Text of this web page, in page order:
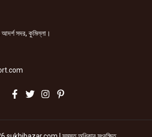
সদর, কুমিল্লা।